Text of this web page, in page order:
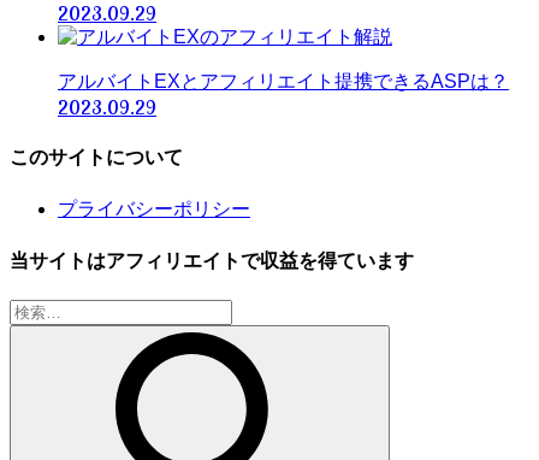
2023.09.29
アルバイトEXとアフィリエイト提携できるASPは？
2023.09.29
このサイトについて
プライバシーポリシー
当サイトはアフィリエイトで収益を得ています
検
索: